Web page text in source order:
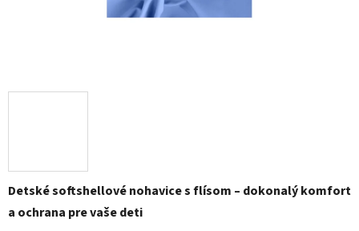
Detské softshellové nohavice s flísom – dokonalý komfort
a ochrana pre vaše deti